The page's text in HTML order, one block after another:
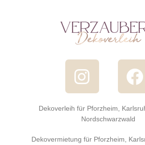
Dekoverleih für Pforzheim,
Nordschwarzwald
Dekovermietung für Pforzheim,